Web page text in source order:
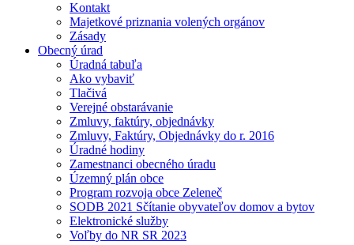
Kontakt
Majetkové priznania volených orgánov
Zásady
Obecný úrad
Úradná tabuľa
Ako vybaviť
Tlačivá
Verejné obstarávanie
Zmluvy, faktúry, objednávky
Zmluvy, Faktúry, Objednávky do r. 2016
Úradné hodiny
Zamestnanci obecného úradu
Územný plán obce
Program rozvoja obce Zeleneč
SODB 2021 Sčítanie obyvateľov domov a bytov
Elektronické služby
Voľby do NR SR 2023